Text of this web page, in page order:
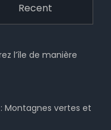
Recent
l’île de manière
Montagnes vertes et